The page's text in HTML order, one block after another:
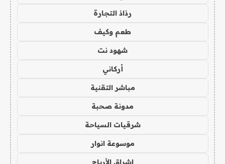
رذاذ التجارة
طعم وكيف
شهود نت
أركاني
مباشر التقنية
مدونة صحبة
شرقيات السياحة
موسوعة انوار
اشراق الأرباح